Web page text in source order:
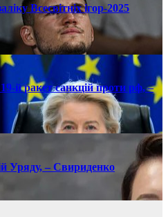
Всесвітніх ігор-2025
й ракет санкцій проти рф, –
Уряду, – Свириденко